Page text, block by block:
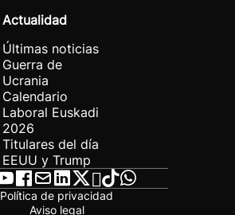
Actualidad
Últimas noticias
Guerra de
Ucrania
Calendario
Laboral Euskadi
2026
Titulares del día
EEUU y Trump
Política de privacidad
Aviso legal